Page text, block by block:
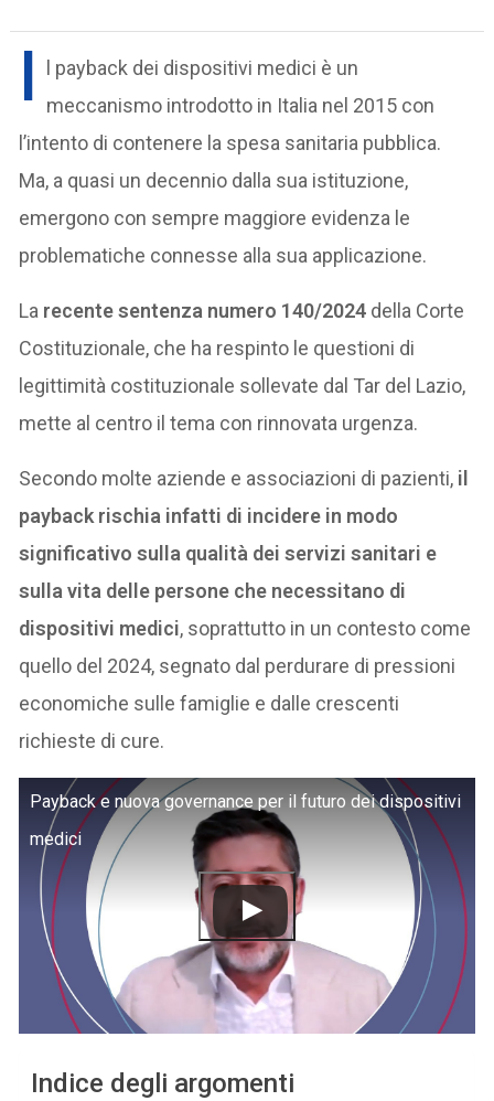
I
l payback dei dispositivi medici è un
meccanismo introdotto in Italia nel 2015 con
l’intento di contenere la spesa sanitaria pubblica.
Ma, a quasi un decennio dalla sua istituzione,
emergono con sempre maggiore evidenza le
problematiche connesse alla sua applicazione.
La recente sentenza numero 140/2024 della Corte
Costituzionale, che ha respinto le questioni di
legittimità costituzionale sollevate dal Tar del Lazio,
mette al centro il tema con rinnovata urgenza.
Secondo molte aziende e associazioni di pazienti, il
payback rischia infatti di incidere in modo
significativo sulla qualità dei servizi sanitari e
sulla vita delle persone che necessitano di
dispositivi medici, soprattutto in un contesto come
quello del 2024, segnato dal perdurare di pressioni
economiche sulle famiglie e dalle crescenti
richieste di cure.
Payback e nuova governance per il futuro dei dispositivi
medici
Indice degli argomenti